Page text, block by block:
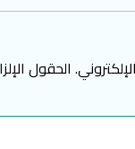
الحقول